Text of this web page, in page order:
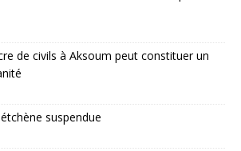
de civils à Aksoum peut constituer un
suspendue